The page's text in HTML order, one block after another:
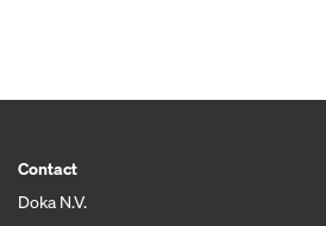
Contact
Doka N.V.